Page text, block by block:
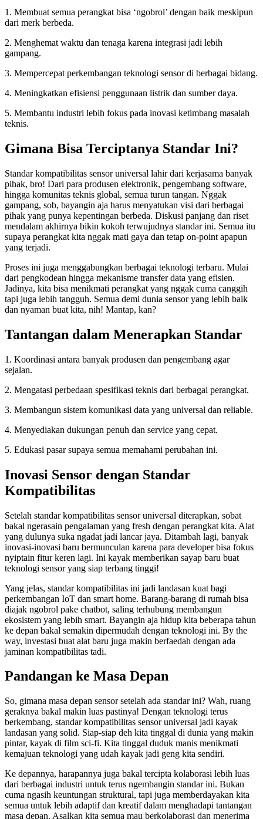
1. Membuat semua perangkat bisa ‘ngobrol’ dengan baik meskipun
dari merk berbeda.
2. Menghemat waktu dan tenaga karena integrasi jadi lebih
gampang.
3. Mempercepat perkembangan teknologi sensor di berbagai bidang.
4. Meningkatkan efisiensi penggunaan listrik dan sumber daya.
5. Membantu industri lebih fokus pada inovasi ketimbang masalah
teknis.
Gimana Bisa Terciptanya Standar Ini?
Standar kompatibilitas sensor universal lahir dari kerjasama banyak
pihak, bro! Dari para produsen elektronik, pengembang software,
hingga komunitas teknis global, semua turun tangan. Nggak
gampang, sob, bayangin aja harus menyatukan visi dari berbagai
pihak yang punya kepentingan berbeda. Diskusi panjang dan riset
mendalam akhirnya bikin kokoh terwujudnya standar ini. Semua itu
supaya perangkat kita nggak mati gaya dan tetap on-point apapun
yang terjadi.
Proses ini juga menggabungkan berbagai teknologi terbaru. Mulai
dari pengkodean hingga mekanisme transfer data yang efisien.
Jadinya, kita bisa menikmati perangkat yang nggak cuma canggih
tapi juga lebih tangguh. Semua demi dunia sensor yang lebih baik
dan nyaman buat kita, nih! Mantap, kan?
Tantangan dalam Menerapkan Standar
1. Koordinasi antara banyak produsen dan pengembang agar
sejalan.
2. Mengatasi perbedaan spesifikasi teknis dari berbagai perangkat.
3. Membangun sistem komunikasi data yang universal dan reliable.
4. Menyediakan dukungan penuh dan service yang cepat.
5. Edukasi pasar supaya semua memahami perubahan ini.
Inovasi Sensor dengan Standar
Kompatibilitas
Setelah standar kompatibilitas sensor universal diterapkan, sobat
bakal ngerasain pengalaman yang fresh dengan perangkat kita. Alat
yang dulunya suka ngadat jadi lancar jaya. Ditambah lagi, banyak
inovasi-inovasi baru bermunculan karena para developer bisa fokus
nyiptain fitur keren lagi. Ini kayak memberikan sayap baru buat
teknologi sensor yang siap terbang tinggi!
Yang jelas, standar kompatibilitas ini jadi landasan kuat bagi
perkembangan IoT dan smart home. Barang-barang di rumah bisa
diajak ngobrol pake chatbot, saling terhubung membangun
ekosistem yang lebih smart. Bayangin aja hidup kita beberapa tahun
ke depan bakal semakin dipermudah dengan teknologi ini. By the
way, investasi buat alat baru juga makin berfaedah dengan ada
jaminan kompatibilitas tadi.
Pandangan ke Masa Depan
So, gimana masa depan sensor setelah ada standar ini? Wah, ruang
geraknya bakal makin luas pastinya! Dengan teknologi terus
berkembang, standar kompatibilitas sensor universal jadi kayak
landasan yang solid. Siap-siap deh kita tinggal di dunia yang makin
pintar, kayak di film sci-fi. Kita tinggal duduk manis menikmati
kemajuan teknologi yang udah kayak jadi geng kita sendiri.
Ke depannya, harapannya juga bakal tercipta kolaborasi lebih luas
dari berbagai industri untuk terus ngembangin standar ini. Bukan
cuma ngasih keuntungan struktural, tapi juga memberdayakan kita
semua untuk lebih adaptif dan kreatif dalam menghadapi tantangan
masa depan. Asalkan kita semua mau berkolaborasi dan menerima